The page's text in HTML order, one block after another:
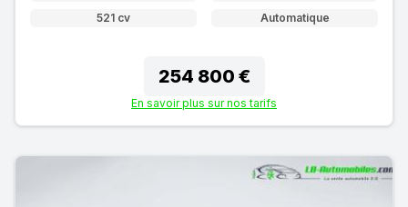
521 cv
Automatique
254 800 €
En savoir plus sur nos tarifs